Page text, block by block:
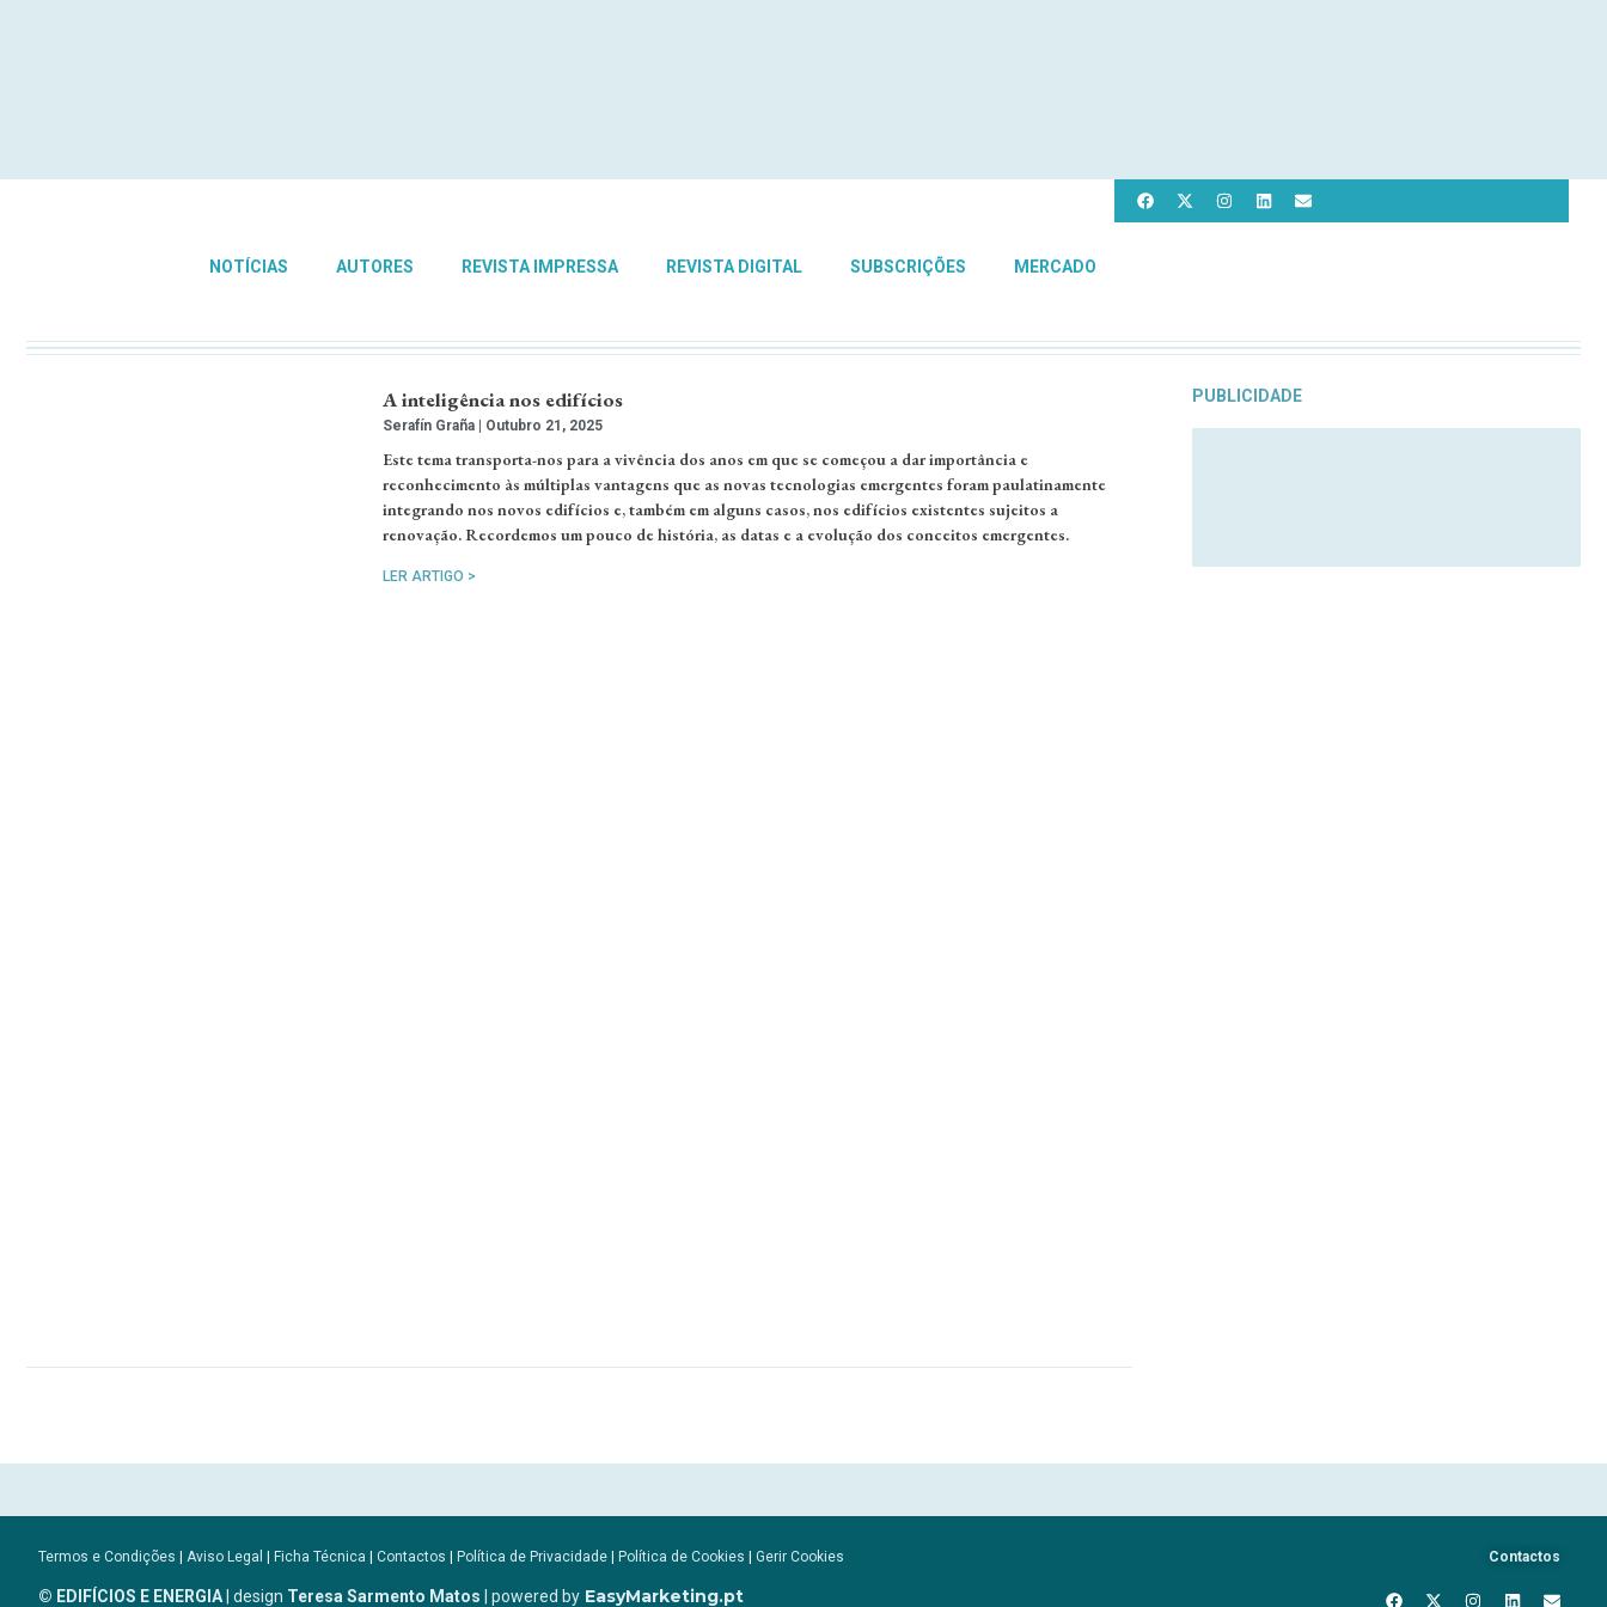
NOTÍCIAS AUTORES REVISTA IMPRESSA REVISTA DIGITAL SUBSCRIÇÕES MERCADO
A inteligência nos edifícios
Serafín Graña Outubro 21, 2025
Este tema transporta-nos para a vivência dos anos em que se começou a dar importância e
reconhecimento às múltiplas vantagens que as novas tecnologias emergentes foram paulatinamente
integrando nos novos edifícios e, também em alguns casos, nos edifícios existentes sujeitos a
renovação. Recordemos um pouco de história, as datas e a evolução dos conceitos emergentes.
LER ARTIGO >
PUBLICIDADE
Termos e Condições | Aviso Legal | Ficha Técnica | Contactos | Política de Privacidade | Política de Cookies | Gerir Cookies
© EDIFÍCIOS E ENERGIA| design Teresa Sarmento Matos | powered by EasyMarketing.pt
Contactos